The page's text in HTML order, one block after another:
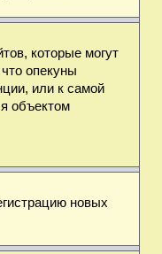
которые могут
опекуны
или к самой
объектом
новых